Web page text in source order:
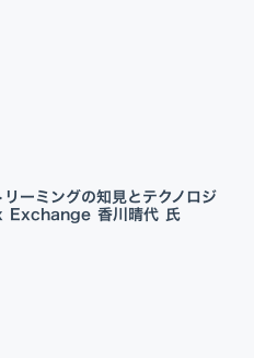
ーミングの知見とテクノロジ
Exchange 香川晴代 氏